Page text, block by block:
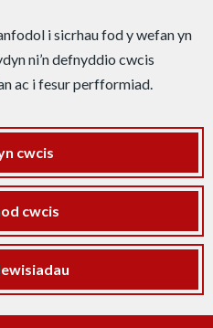
i sicrhau fod y wefan yn
ni’n defnyddio cwcis
ac i fesur perfformiad.
cwcis
cwcis